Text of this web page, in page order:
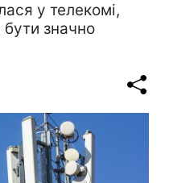
у телекомі,
бути значно